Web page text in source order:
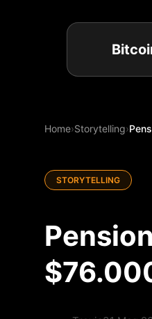
Home›Storytelling›
STORYTELLING